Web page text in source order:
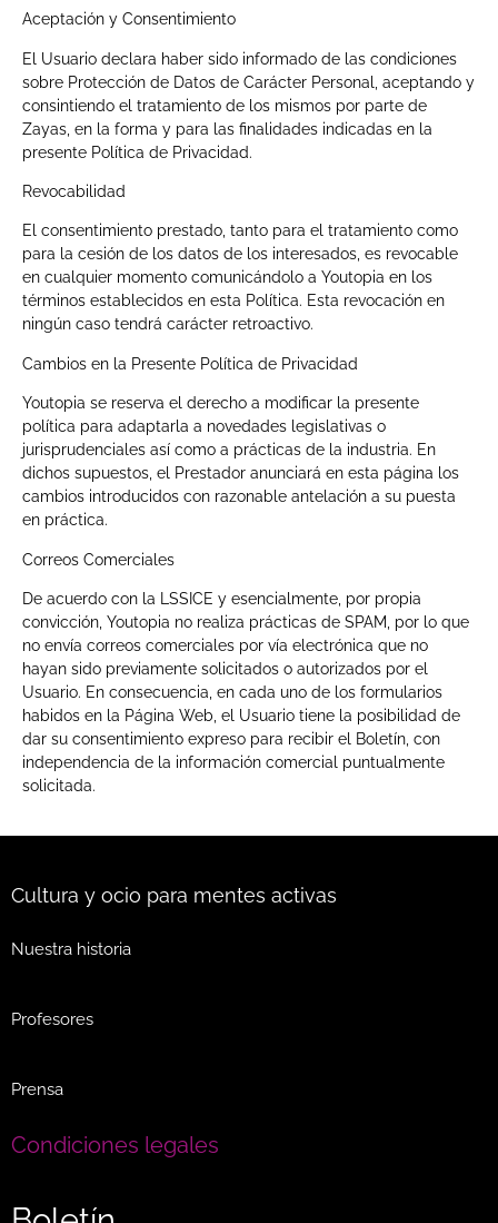
Aceptación y Consentimiento
El Usuario declara haber sido informado de las condiciones
sobre Protección de Datos de Carácter Personal, aceptando y
consintiendo el tratamiento de los mismos por parte de
Zayas, en la forma y para las finalidades indicadas en la
presente Política de Privacidad.
Revocabilidad
El consentimiento prestado, tanto para el tratamiento como
para la cesión de los datos de los interesados, es revocable
en cualquier momento comunicándolo a Youtopia en los
términos establecidos en esta Política. Esta revocación en
ningún caso tendrá carácter retroactivo.
Cambios en la Presente Política de Privacidad
Youtopia se reserva el derecho a modificar la presente
política para adaptarla a novedades legislativas o
jurisprudenciales así como a prácticas de la industria. En
dichos supuestos, el Prestador anunciará en esta página los
cambios introducidos con razonable antelación a su puesta
en práctica.
Correos Comerciales
De acuerdo con la LSSICE y esencialmente, por propia
convicción, Youtopia no realiza prácticas de SPAM, por lo que
no envía correos comerciales por vía electrónica que no
hayan sido previamente solicitados o autorizados por el
Usuario. En consecuencia, en cada uno de los formularios
habidos en la Página Web, el Usuario tiene la posibilidad de
dar su consentimiento expreso para recibir el Boletín, con
independencia de la información comercial puntualmente
solicitada.
Cultura y ocio para mentes activas
Nuestra historia
Profesores
Prensa
Condiciones legales